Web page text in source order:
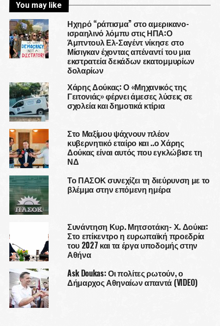
You may like
Ηχηρό “ράπισμα” στο αμερικανο-
ισραηλινό λόμπυ στις ΗΠΑ:Ο
Άμπντουλ Ελ-Σαγέντ νίκησε στο
Μίσιγκαν έχοντας απέναντί του μια
εκστρατεία δεκάδων εκατομμυρίων
δολαρίων
Χάρης Δούκας: Ο «Μηχανικός της
Γειτονιάς» φέρνει άμεσες λύσεις σε
σχολεία και δημοτικά κτίρια
Στο Μαξίμου ψάχνουν πλέον
κυβερνητικό εταίρο και ..ο Χάρης
Δούκας είναι αυτός που εγκλώβισε τη
ΝΔ
Το ΠΑΣΟΚ συνεχίζει τη διεύρυνση με το
βλέμμα στην επόμενη ημέρα
Συνάντηση Κυρ. Μητσοτάκη- Χ. Δούκα:
Στο επίκεντρο η ευρωπαϊκή προεδρία
του 2027 και τα έργα υποδομής στην
Αθήνα
Ask Doukas: Οι πολίτες ρωτούν, ο
Δήμαρχος Αθηναίων απαντά (VIDEO)